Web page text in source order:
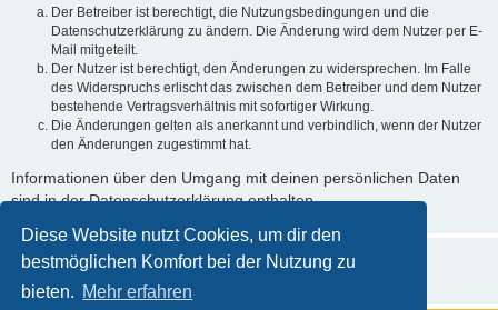
Diese Website nutzt Cookies, um dir den
bestmöglichen Komfort bei der Nutzung zu
bieten. Mehr erfahren
Der Betreiber ist berechtigt, die Nutzungsbedingungen und die
Datenschutzerklärung zu ändern. Die Änderung wird dem Nutzer per E-
Mail mitgeteilt.
Der Nutzer ist berechtigt, den Änderungen zu widersprechen. Im Falle
des Widerspruchs erlischt das zwischen dem Betreiber und dem Nutzer
bestehende Vertragsverhältnis mit sofortiger Wirkung.
Die Änderungen gelten als anerkannt und verbindlich, wenn der Nutzer
den Änderungen zugestimmt hat.
Informationen über den Umgang mit deinen persönlichen Daten
sind in der Datenschutzerklärung enthalten.